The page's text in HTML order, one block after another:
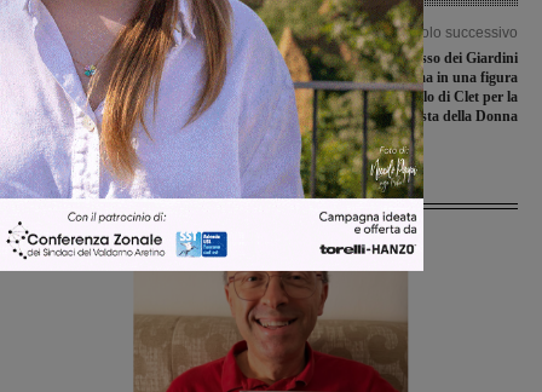
Articolo precedente
Caos treni, circolazioni sospese in
alcune linee per rimuovere i detriti
portati dal vento. Ritardi abissali
anche sulla linea valdarnese
Articolo successivo
Il divieto di accesso dei Giardini
Morelli si trasforma in una figura
femminile. Il regalo di Clet per la
Festa della Donna
Ultime Notizie